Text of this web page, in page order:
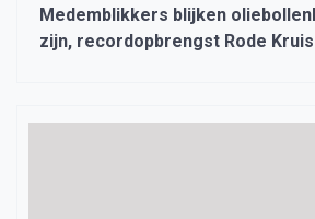
Medemblikkers blijken
zijn, recordopbrengst Rode